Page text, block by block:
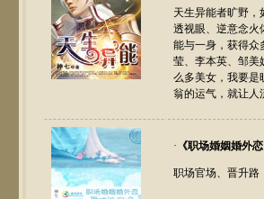
天生异能者旷野
透视眼、逆意念火
能与一身，获得众
莹、李本英、邹美
么多美女，我要是
翁的运气，就让人
· 《职场婚姻婚外
职场官场、晋升路